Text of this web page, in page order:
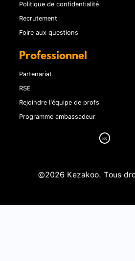
Politique de confidentialité
Recrutement
Foire aux questions
Professionnel
Partenariat
RSE
Rejoindre l'équipe de profs
Programme ambassadeur
©2026 Kezakoo. Tous